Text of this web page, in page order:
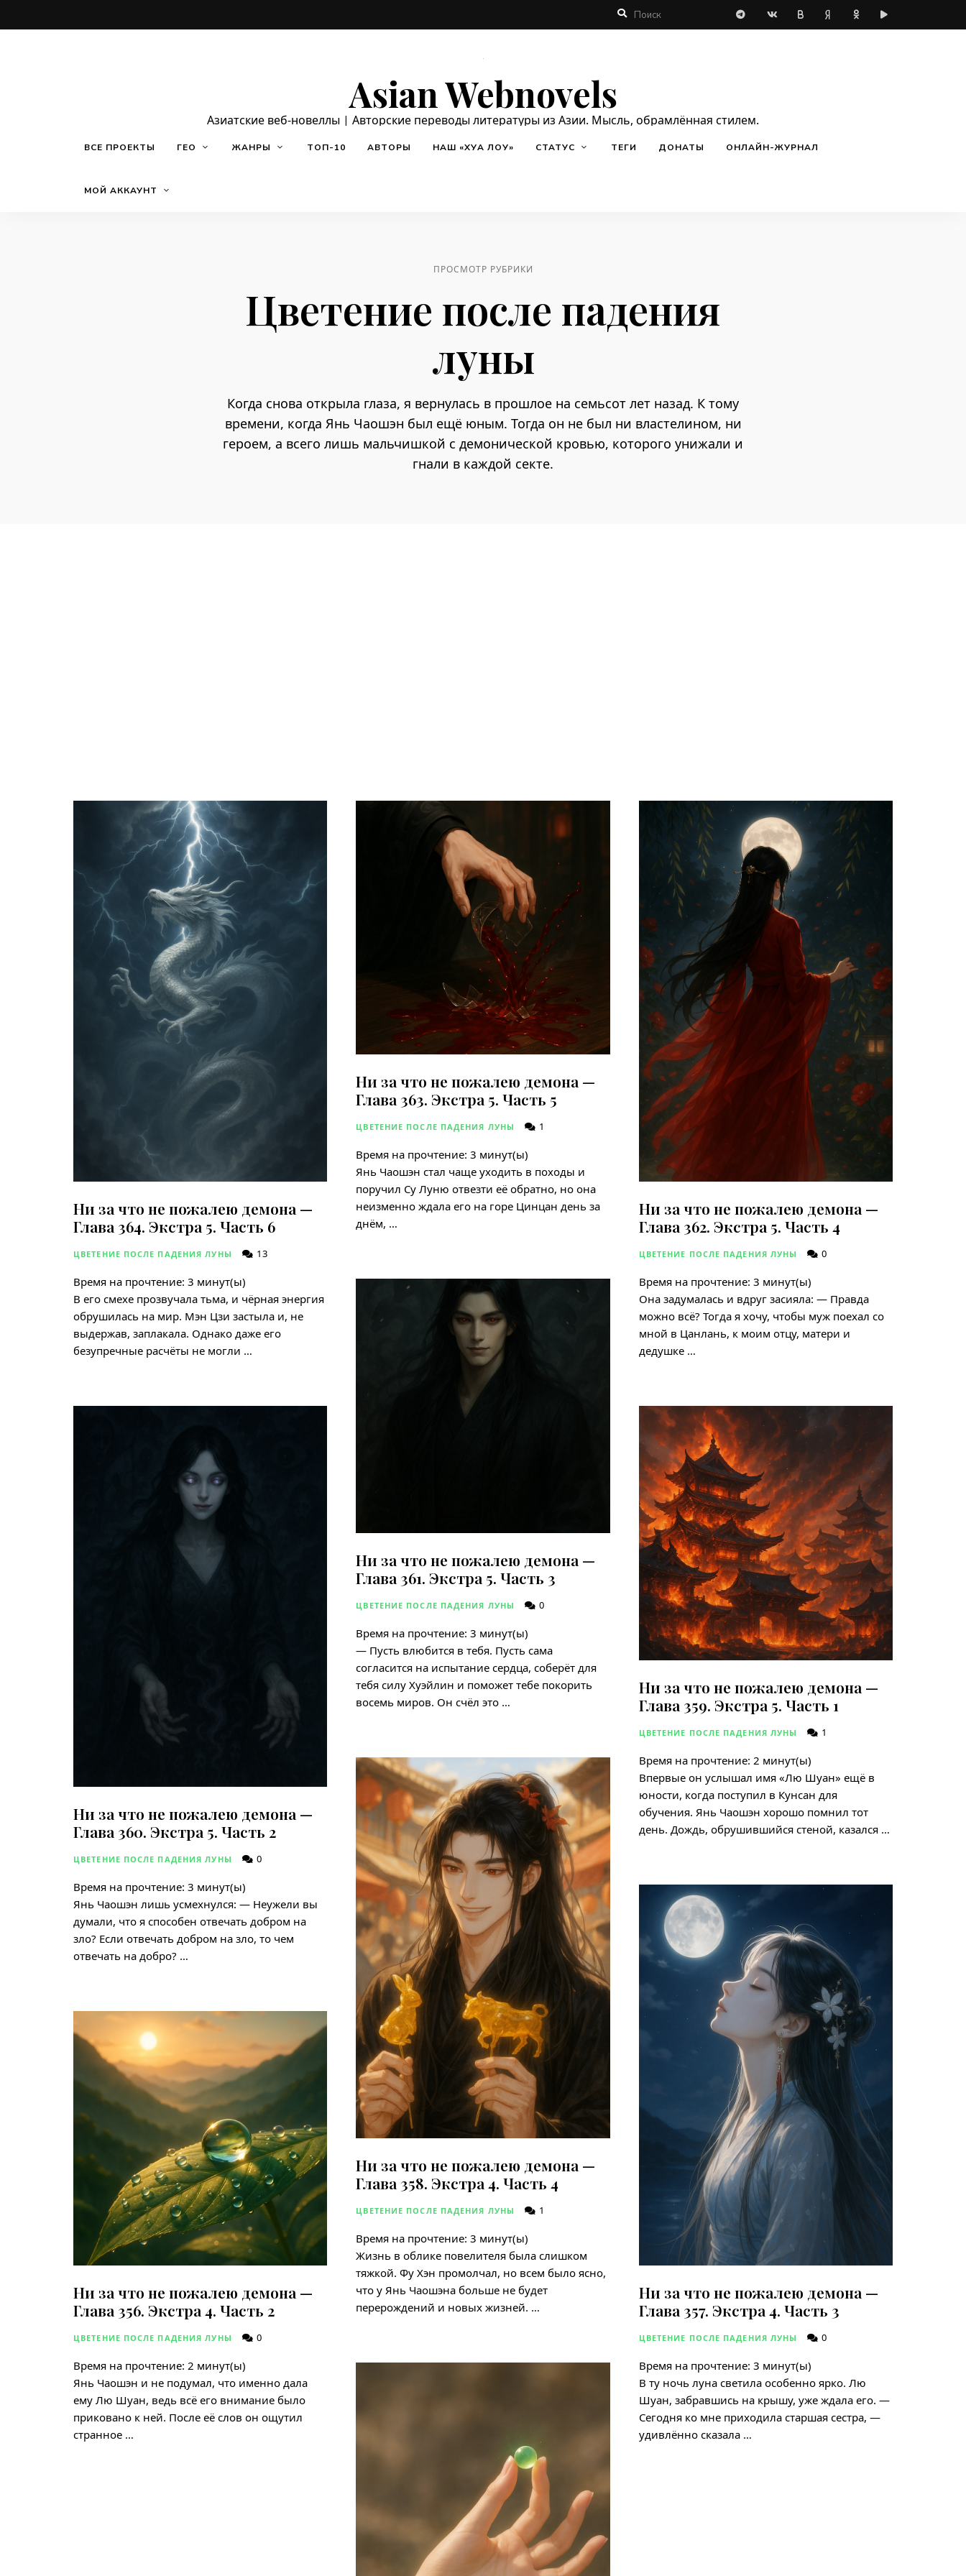
Asian Webnovels
Азиатские веб-новеллы | Авторские переводы литературы из Азии. Мысль, обрамлённая стилем.
ВСЕ ПРОЕКТЫ ГЕО ЖАНРЫ ТОП-10 АВТОРЫ НАШ «ХУА ЛОУ» СТАТУС ТЕГИ ДОНАТЫ ОНЛАЙН-ЖУРНАЛ
МОЙ АККАУНТ
ПРОСМОТР РУБРИКИ
Цветение после падения
луны
Когда снова открыла глаза, я вернулась в прошлое на семьсот лет назад. К тому
времени, когда Янь Чаошэн был ещё юным. Тогда он не был ни властелином, ни
героем, а всего лишь мальчишкой с демонической кровью, которого унижали и
гнали в каждой секте.
Ни за что не пожалею демона —
Глава 364. Экстра 5. Часть 6
ЦВЕТЕНИЕ ПОСЛЕ ПАДЕНИЯ ЛУНЫ 13
Время на прочтение: 3 минут(ы)
В его смехе прозвучала тьма, и чёрная энергия
обрушилась на мир. Мэн Цзи застыла и, не
выдержав, заплакала. Однако даже его
безупречные расчёты не могли …
Ни за что не пожалею демона —
Глава 360. Экстра 5. Часть 2
ЦВЕТЕНИЕ ПОСЛЕ ПАДЕНИЯ ЛУНЫ 0
Время на прочтение: 3 минут(ы)
Янь Чаошэн лишь усмехнулся: — Неужели вы
думали, что я способен отвечать добром на
зло? Если отвечать добром на зло, то чем
отвечать на добро? …
Ни за что не пожалею демона —
Глава 356. Экстра 4. Часть 2
ЦВЕТЕНИЕ ПОСЛЕ ПАДЕНИЯ ЛУНЫ 0
Время на прочтение: 2 минут(ы)
Янь Чаошэн и не подумал, что именно дала
ему Лю Шуан, ведь всё его внимание было
приковано к ней. После её слов он ощутил
странное …
Ни за что не пожалею демона —
Глава 363. Экстра 5. Часть 5
ЦВЕТЕНИЕ ПОСЛЕ ПАДЕНИЯ ЛУНЫ 1
Время на прочтение: 3 минут(ы)
Янь Чаошэн стал чаще уходить в походы и
поручил Су Луню отвезти её обратно, но она
неизменно ждала его на горе Цинцан день за
днём, …
Ни за что не пожалею демона —
Глава 361. Экстра 5. Часть 3
ЦВЕТЕНИЕ ПОСЛЕ ПАДЕНИЯ ЛУНЫ 0
Время на прочтение: 3 минут(ы)
— Пусть влюбится в тебя. Пусть сама
согласится на испытание сердца, соберёт для
тебя силу Хуэйлин и поможет тебе покорить
восемь миров. Он счёл это …
Ни за что не пожалею демона —
Глава 358. Экстра 4. Часть 4
ЦВЕТЕНИЕ ПОСЛЕ ПАДЕНИЯ ЛУНЫ 1
Время на прочтение: 3 минут(ы)
Жизнь в облике повелителя была слишком
тяжкой. Фу Хэн промолчал, но всем было ясно,
что у Янь Чаошэна больше не будет
перерождений и новых жизней. …
Ни за что не пожалею демона —
Глава 362. Экстра 5. Часть 4
ЦВЕТЕНИЕ ПОСЛЕ ПАДЕНИЯ ЛУНЫ 0
Время на прочтение: 3 минут(ы)
Она задумалась и вдруг засияла: — Правда
можно всё? Тогда я хочу, чтобы муж поехал со
мной в Цанлань, к моим отцу, матери и
дедушке …
Ни за что не пожалею демона —
Глава 359. Экстра 5. Часть 1
ЦВЕТЕНИЕ ПОСЛЕ ПАДЕНИЯ ЛУНЫ 1
Время на прочтение: 2 минут(ы)
Впервые он услышал имя «Лю Шуан» ещё в
юности, когда поступил в Кунсан для
обучения. Янь Чаошэн хорошо помнил тот
день. Дождь, обрушившийся стеной, казался …
Ни за что не пожалею демона —
Глава 357. Экстра 4. Часть 3
ЦВЕТЕНИЕ ПОСЛЕ ПАДЕНИЯ ЛУНЫ 0
Время на прочтение: 3 минут(ы)
В ту ночь луна светила особенно ярко. Лю
Шуан, забравшись на крышу, уже ждала его. —
Сегодня ко мне приходила старшая сестра, —
удивлённо сказала …